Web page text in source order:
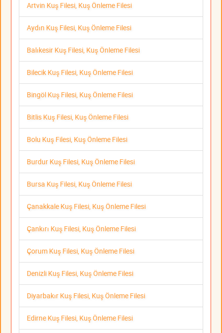
Artvin Kuş Filesi, Kuş Önleme Filesi
Aydın Kuş Filesi, Kuş Önleme Filesi
Balıkesir Kuş Filesi, Kuş Önleme Filesi
Bilecik Kuş Filesi, Kuş Önleme Filesi
Bingöl Kuş Filesi, Kuş Önleme Filesi
Bitlis Kuş Filesi, Kuş Önleme Filesi
Bolu Kuş Filesi, Kuş Önleme Filesi
Burdur Kuş Filesi, Kuş Önleme Filesi
Bursa Kuş Filesi, Kuş Önleme Filesi
Çanakkale Kuş Filesi, Kuş Önleme Filesi
Çankırı Kuş Filesi, Kuş Önleme Filesi
Çorum Kuş Filesi, Kuş Önleme Filesi
Denizli Kuş Filesi, Kuş Önleme Filesi
Diyarbakır Kuş Filesi, Kuş Önleme Filesi
Edirne Kuş Filesi, Kuş Önleme Filesi